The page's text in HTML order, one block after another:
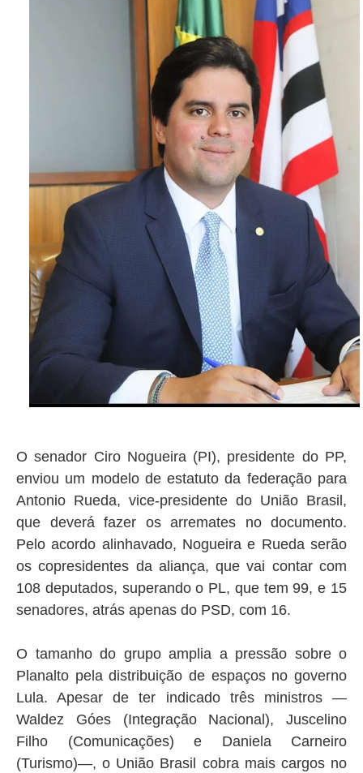
O senador Ciro Nogueira (PI), presidente do PP,
enviou um modelo de estatuto da federação para
Antonio Rueda, vice-presidente do União Brasil,
que deverá fazer os arremates no documento.
Pelo acordo alinhavado, Nogueira e Rueda serão
os copresidentes da aliança, que vai contar com
108 deputados, superando o PL, que tem 99, e 15
senadores, atrás apenas do PSD, com 16.
O tamanho do grupo amplia a pressão sobre o
Planalto pela distribuição de espaços no governo
Lula. Apesar de ter indicado três ministros —
Waldez Góes (Integração Nacional), Juscelino
Filho (Comunicações) e Daniela Carneiro
(Turismo)—, o União Brasil cobra mais cargos no